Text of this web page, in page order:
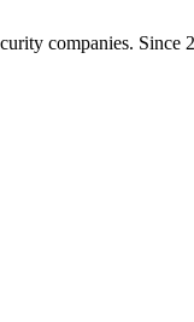
companies. Since